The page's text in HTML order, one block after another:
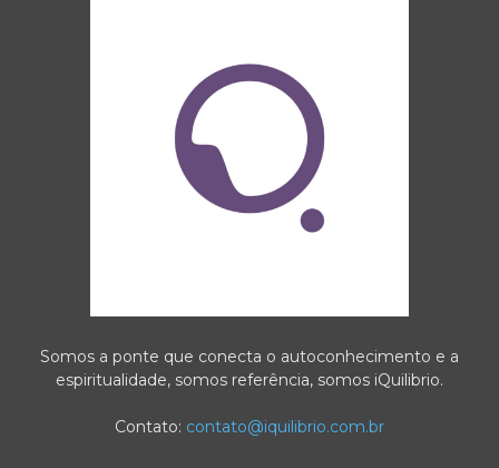
Somos a ponte que conecta o autoconhecimento e a
espiritualidade, somos referência, somos iQuilibrio.
Contato: contato@iquilibrio.com.br